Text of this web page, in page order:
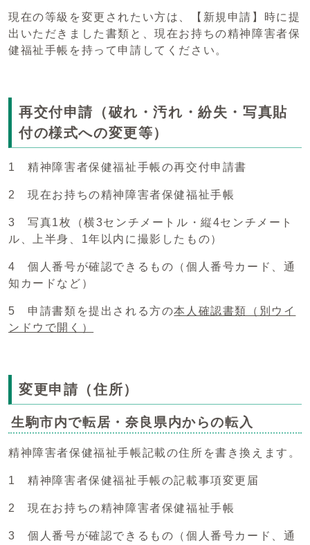
現在の等級を変更されたい方は、【新規申請】時に提
出いただきました書類と、現在お持ちの精神障害者保
健福祉手帳を持って申請してください。
再交付申請（破れ・汚れ・紛失・写真貼
付の様式への変更等）
1 精神障害者保健福祉手帳の再交付申請書
2 現在お持ちの精神障害者保健福祉手帳
3 写真1枚（横3センチメートル・縦4センチメート
ル、上半身、1年以内に撮影したもの）
4 個人番号が確認できるもの（個人番号カード、通
知カードなど）
5 申請書類を提出される方の本人確認書類
（別ウイ
ンドウで開く）
変更申請（住所）
生駒市内で転居・奈良県内からの転入
精神障害者保健福祉手帳記載の住所を書き換えます。
1 精神障害者保健福祉手帳の記載事項変更届
2 現在お持ちの精神障害者保健福祉手帳
3 個人番号が確認できるもの（個人番号カード、通